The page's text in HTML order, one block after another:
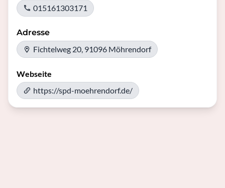
015161303171
Adresse
Fichtelweg 20, 91096 Möhrendorf
Webseite
https://spd-moehrendorf.de/